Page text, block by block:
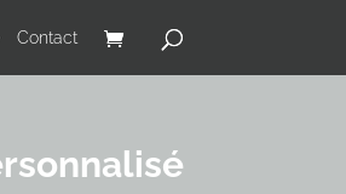
Contact